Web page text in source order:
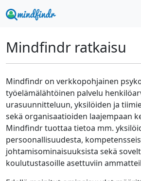
Mindfindr ratkaisu
Mindfindr on verkkopohjainen
työelämälähtöinen palvelu
urasuunnitteluun, yksilöiden ja
sekä organisaatioiden laajempaan
Mindfindr tuottaa tietoa mm.
persoonallisuudesta,
johtamisominaisuuksista sekä
koulutustasoille asettuviin